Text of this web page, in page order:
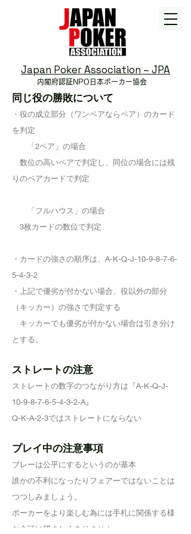
Japan Poker Association – JPA
内閣府認証NPO 日本ポーカー協会
同じ役の勝敗について
・役の成立部分（ワンペアならペア）のカード
を判定
「2ペア」の場合
数位の高いペアで判定し、同位の場合には残
りのペアカードで判定
「フルハウス」の場合
3枚カードの数位で判定
・カードの強さの順序は、A-K-Q-J-10-9-8-7-6-
5-4-3-2
・上記で優劣が付かない場合、役以外の部分
（キッカー）の強さで判定する
キッカーでも優劣が付かない場合は引き分け
とする。
ストレートの注意
ストレートの数字のつながり方は『A-K-Q-J-
10-9-8-7-6-5-4-3-2-A』
Q-K-A-2-3ではストレートにならない
プレイ中の注意事項
プレーは公平にするというのが基本
誰かの不利になったりフェアーではないことは
つつしみましょう。
ポーカーをより楽しむ為には手札に関係する様
な会話は望ましくありません。